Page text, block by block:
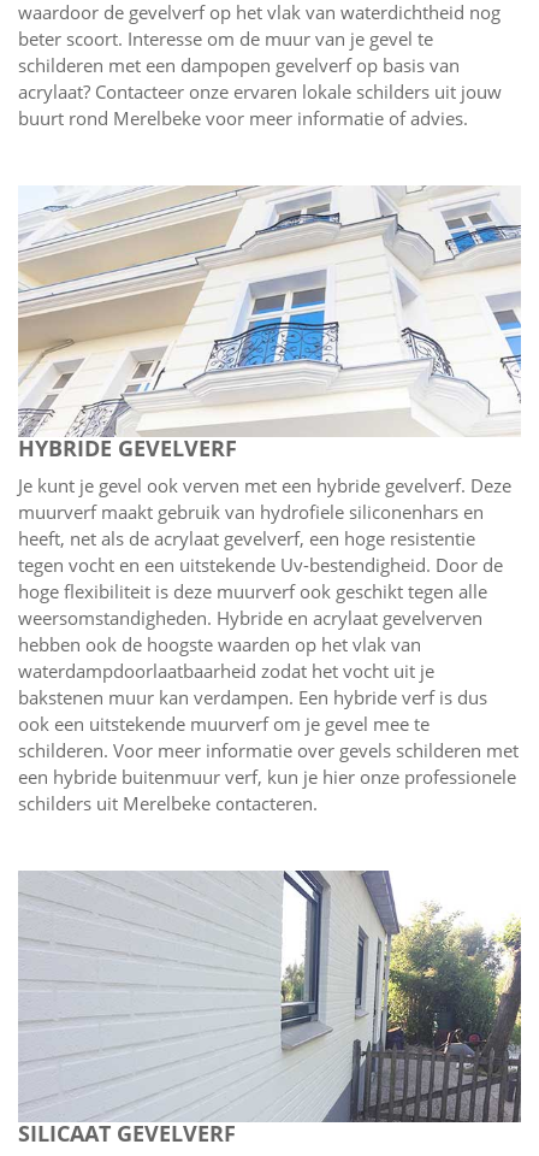
waardoor de gevelverf op het vlak van waterdichtheid nog
beter scoort. Interesse om de muur van je gevel te
schilderen met een dampopen gevelverf op basis van
acrylaat? Contacteer onze ervaren lokale schilders uit jouw
buurt rond Merelbeke voor meer informatie of advies.
HYBRIDE GEVELVERF
Je kunt je gevel ook verven met een hybride gevelverf. Deze
muurverf maakt gebruik van hydrofiele siliconenhars en
heeft, net als de acrylaat gevelverf, een hoge resistentie
tegen vocht en een uitstekende Uv-bestendigheid. Door de
hoge flexibiliteit is deze muurverf ook geschikt tegen alle
weersomstandigheden. Hybride en acrylaat gevelverven
hebben ook de hoogste waarden op het vlak van
waterdampdoorlaatbaarheid zodat het vocht uit je
bakstenen muur kan verdampen. Een hybride verf is dus
ook een uitstekende muurverf om je gevel mee te
schilderen. Voor meer informatie over gevels schilderen met
een hybride buitenmuur verf, kun je hier onze professionele
schilders uit Merelbeke contacteren.
SILICAAT GEVELVERF